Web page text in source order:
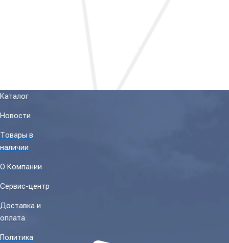
Каталог
Новости
Товары в
наличии
О Компании
Сервис-центр
Доставка и
оплата
Политика